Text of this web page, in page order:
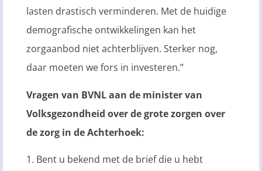
lasten drastisch verminderen. Met de huidige
demografische ontwikkelingen kan het
zorgaanbod niet achterblijven. Sterker nog,
daar moeten we fors in investeren.”
Vragen van BVNL aan de minister van
Volksgezondheid over de grote zorgen over
de zorg in de Achterhoek:
1. Bent u bekend met de brief die u hebt